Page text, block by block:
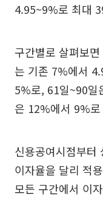
4.95~9%로 최대
구간별로 살펴보
는 기존 7%에서
5%로, 61일~90일
은 12%에서 9%
신용공여시점부터
이자율을 달리 적
모든 구간에서 이